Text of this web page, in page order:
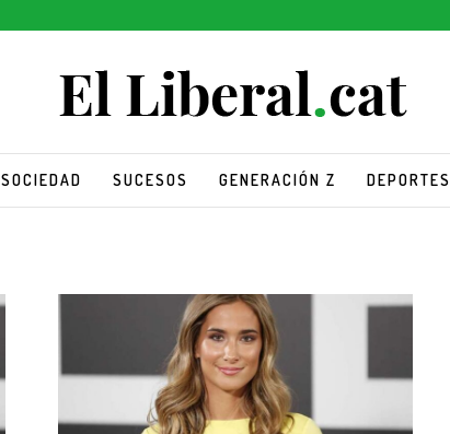
SOCIEDAD SUCESOS GENERACIÓN Z DEPORTES